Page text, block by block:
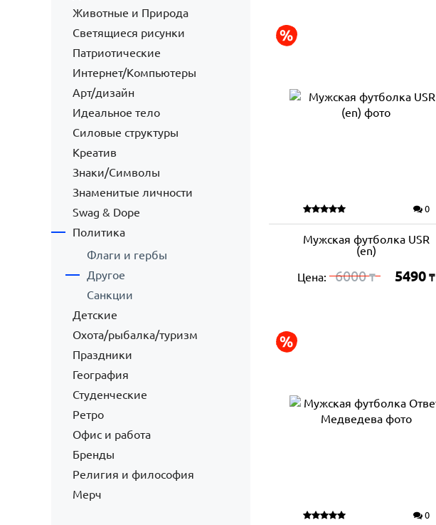
Животные и Природа
Светящиеся рисунки
Патриотические
Интернет/Компьютеры
Арт/дизайн
Идеальное тело
Силовые структуры
Креатив
Знаки/Символы
Знаменитые личности
Swag & Dope
Политика
Флаги и гербы
Другое
Санкции
Детские
Охота/рыбалка/туризм
Праздники
География
Студенческие
Ретро
Офис и работа
Бренды
Религия и философия
Мерч
0
Мужская футболка USR
(en)
Цена: 6000₸ 5490 ₸
0